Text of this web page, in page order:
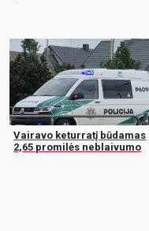
Vairavo keturratį būdamas
2,65 promilės neblaivumo